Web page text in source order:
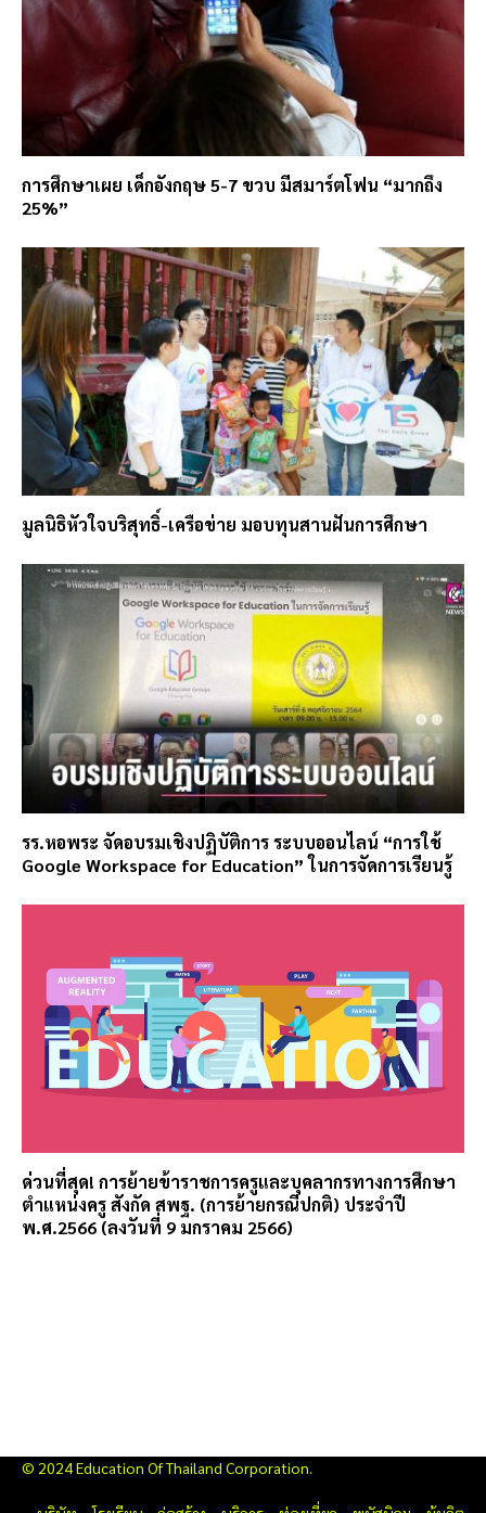
การศึกษาเผย เด็กอังกฤษ 5-7 ขวบ มีสมาร์ตโฟน “มากถึง
25%”
มูลนิธิหัวใจบริสุทธิ์-เครือข่าย มอบทุนสานฝันการศึกษา
รร.หอพระ จัดอบรมเชิงปฏิบัติการ ระบบออนไลน์ “การใช้
Google Workspace for Education” ในการจัดการเรียนรู้
ด่วนที่สุด! การย้ายข้าราชการครูและบุคลากรทางการศึกษา
ตำแหน่งครู สังกัด สพฐ. (การย้ายกรณีปกติ) ประจำปี
พ.ศ.2566 (ลงวันที่ 9 มกราคม 2566)
© 2024 Education Of Thailand Corporation.